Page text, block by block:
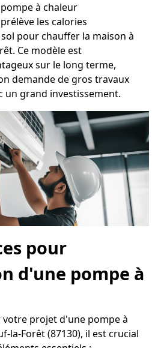
à chaleur
les calories
pour chauffer la maison à
Ce modèle est
sur le long terme,
demande de gros travaux
un grand investissement.
pour
d'une pompe à
projet d'une pompe à
la-Forêt (87130), il est crucial